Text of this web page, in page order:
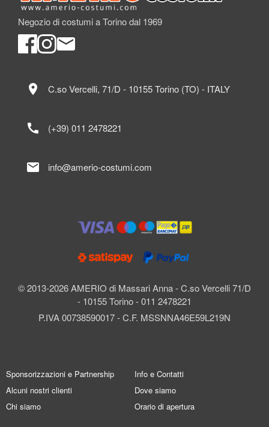
Negozio di costumi a Torino dal 1969
© 2013-2026 AMERIO di Massari Anna - C.so Vercelli 71/D
- 10155 Torino - 011 2478221
P.IVA 00738590017 - C.F. MSSNNA46E59L219N
location_on C.so Vercelli, 71/D - 10155 Torino (TO) - ITALY
call (+39) 011 2478221
mail info@amerio-costumi.com
Sponsorizzazioni e Partnership
Alcuni nostri clienti
Chi siamo
Info e Contatti
Dove siamo
Orario di apertura